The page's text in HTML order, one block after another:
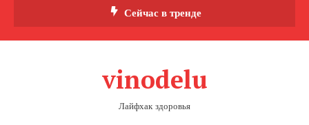
Сейчас в тренде
vinodelu
Лайфхак здоровья